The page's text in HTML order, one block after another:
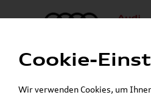
Menü
24h-Pannenhilfe:+49 (0)171 / 870
Cookie-
Wir verwenden Cookies, um